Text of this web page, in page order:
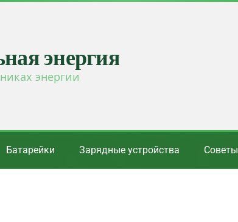
энергия
энергии
Батарейки Зарядные устройства Советы